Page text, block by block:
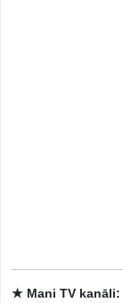
★ Mani TV kanāli: